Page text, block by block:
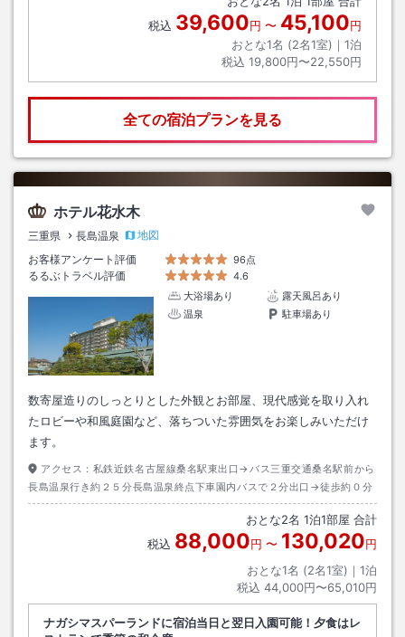
税込 39,600円 〜 45,100円
おとな1名 (2名1室)｜ 1泊
税込 19,800円〜22,550円
全ての宿泊プランを見る
ホテル花水木
三重県 長島温泉
地図
お客様アンケート評価
96点
るるぶトラベル評価
4.6
大浴場あり
露天風呂あり
温泉
駐車場あり
数寄屋造りのしっとりとした外観とお部屋、現代感覚を取り入れ
たロビーや和風庭園など、落ちついた雰囲気をお楽しみいただけ
ます。
アクセス： 私鉄近鉄名古屋線桑名駅東出口→バス三重交通桑名駅前から
長島温泉行き約２５分長島温泉終点下車園内バスで２分出口→徒歩約０分
おとな2名 1泊1部屋 合計
税込 88,000円 〜 130,020円
おとな1名 (2名1室)｜ 1泊
税込 44,000円〜65,010円
ナガシマスパーランドに宿泊当日と翌日入園可能！夕食はレ